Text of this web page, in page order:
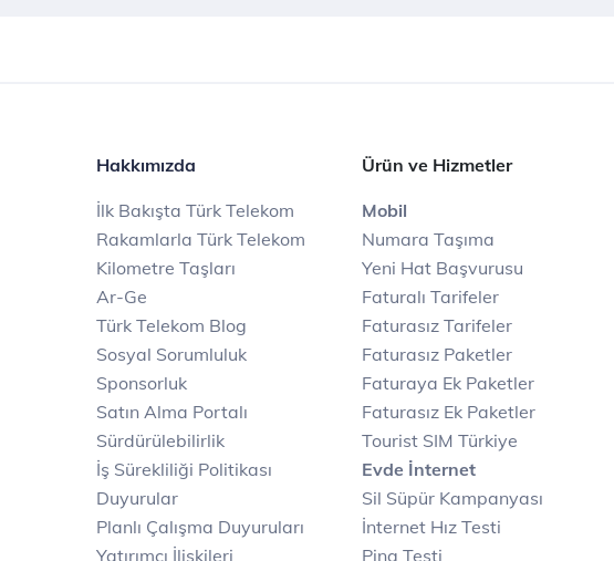
Hakkımızda
İlk Bakışta Türk Telekom
Rakamlarla Türk Telekom
Kilometre Taşları
Ar-Ge
Türk Telekom Blog
Sosyal Sorumluluk
Sponsorluk
Satın Alma Portalı
Sürdürülebilirlik
İş Sürekliliği Politikası
Duyurular
Planlı Çalışma Duyuruları
Yatırımcı İlişkileri
Ürün ve Hizmetler
Mobil
Numara Taşıma
Yeni Hat Başvurusu
Faturalı Tarifeler
Faturasız Tarifeler
Faturasız Paketler
Faturaya Ek Paketler
Faturasız Ek Paketler
Tourist SIM Türkiye
Evde İnternet
Sil Süpür Kampanyası
İnternet Hız Testi
Ping Testi